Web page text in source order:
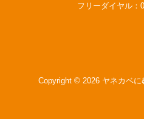
フリーダイヤル：
Copyright © 2026 ヤネカベに